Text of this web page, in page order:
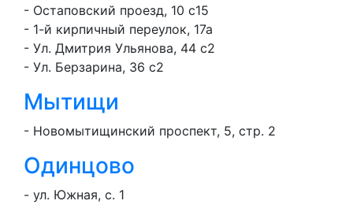
- Остаповский проезд, 10 с15
- 1-й кирпичный переулок, 17а
- Ул. Дмитрия Ульянова, 44 с2
- Ул. Берзарина, 36 с2
Мытищи
- Новомытищинский проспект, 5, стр. 2
Одинцово
- ул. Южная, с. 1